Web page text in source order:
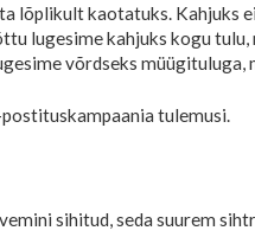
lõplikult kaotatuks. Kahjuks
lugesime kahjuks kogu
võrdseks
tulemusi.
sihitud, seda suurem